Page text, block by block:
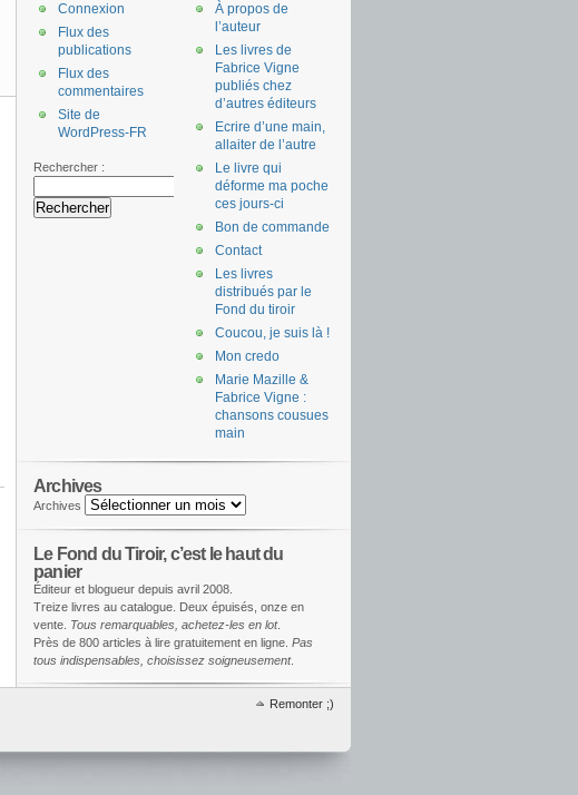
À propos de
l’auteur
Les livres de
Fabrice Vigne
publiés chez
d’autres éditeurs
Ecrire d’une main,
allaiter de l’autre
Le livre qui
déforme ma poche
ces jours-ci
Bon de commande
Contact
Les livres
distribués par le
Fond du tiroir
Coucou, je suis là !
Mon credo
Marie Mazille &
Fabrice Vigne :
chansons cousues
main
Connexion
Flux des
publications
Flux des
commentaires
Site de
WordPress-FR
Rechercher :
Archives
Archives
Le Fond du Tiroir, c’est le haut du
panier
Éditeur et blogueur depuis avril 2008.
Treize livres au catalogue. Deux épuisés, onze en
vente. Tous remarquables, achetez-les en lot.
Près de 800 articles à lire gratuitement en ligne. Pas
tous indispensables, choisissez soigneusement.
Remonter ;)